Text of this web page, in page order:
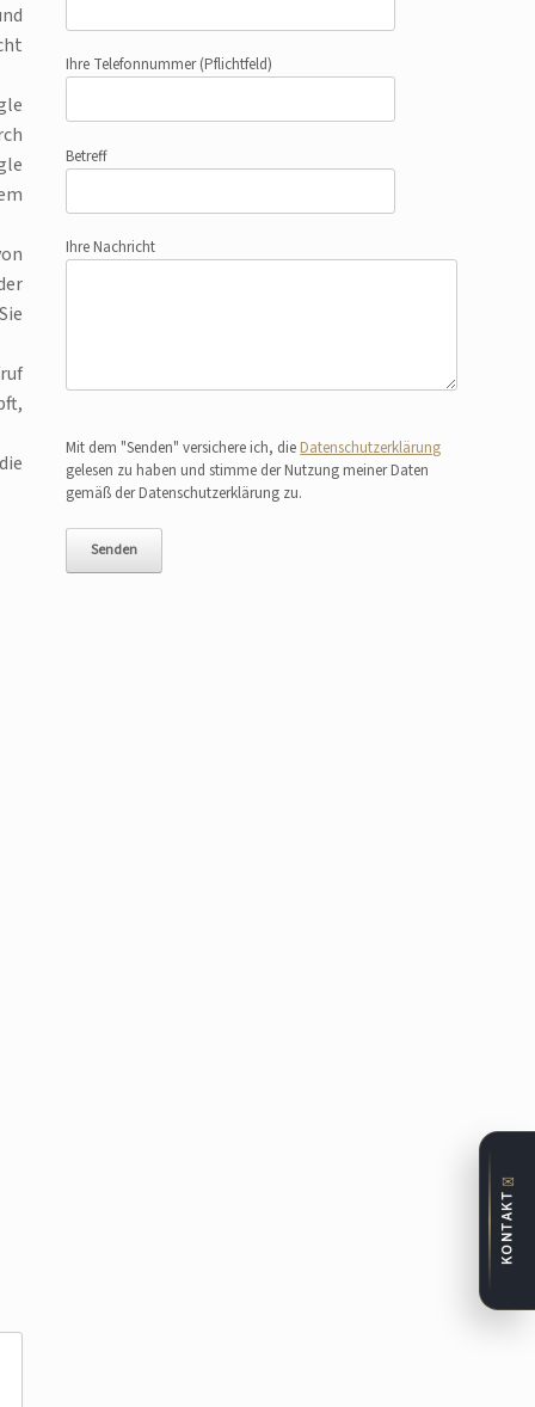
Ihre Telefonnummer(Pflichtfeld)
Betreff
Ihre Nachricht
Mit dem "Senden" versichere ich, die Datenschutzerklärung
gelesen zu haben und stimme der Nutzung meiner Daten
gemäß der Datenschutzerklärung zu.
✉
KONTAKT